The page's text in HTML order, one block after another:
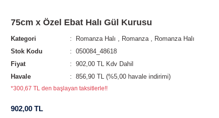
75cm x Özel Ebat Halı Gül Kurusu
Kategori Romanza Halı , Romanza , Romanza Halı
Stok Kodu
050084_48618
Fiyat
902,00 TL Kdv Dahil
Havale
856,90 TL (%5,00 havale indirimi)
*300,67 TL den başlayan taksitlerle!!
902,00 TL